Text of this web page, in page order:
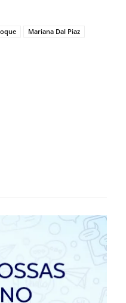
Mariana Dal Piaz